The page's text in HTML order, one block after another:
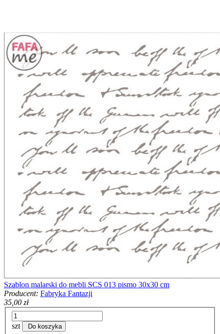
Szablon malarski do mebli SCS 013 pismo 30x30 cm
Producent: Fabryka Fantazji
35,00 zł
szt Do koszyka